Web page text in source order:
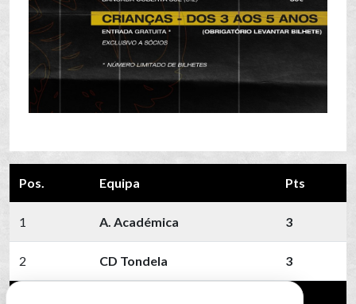
Pos. Equipa Pts
1 A. Académica 3
2 CD Tondela 3